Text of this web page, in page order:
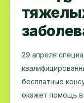
29 апреля
бесплатные
окажет помощь в